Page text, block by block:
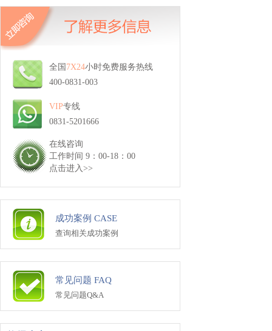
全国 7X24小时免费服务热线
400-0831-003
VIP专线
0831-5201666
在线咨询
工作时间 9：00-18：00
点击进入>>
成功案例 CASE
查询相关成功案例
常见问题 FAQ
常见问题Q&A